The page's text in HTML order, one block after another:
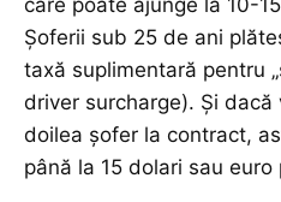
care poate ajunge la 10-
Șoferii sub 25 de ani
taxă suplimentară pentru
driver surcharge). Și dacă
doilea șofer la contract,
până la 15 dolari sau euro